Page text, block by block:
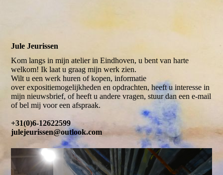
Jule Jeurissen
Kom langs in mijn atelier in Eindhoven, u bent van harte
welkom! Ik laat u graag mijn werk zien.
Wilt u een werk huren of kopen, informatie
over expositiemogelijkheden en opdrachten, heeft u interesse in
mijn nieuwsbrief, of heeft u andere vragen, stuur dan een e-mail
of bel mij voor een afspraak.
+31(0)6-12622599
julejeurissen@outlook.com